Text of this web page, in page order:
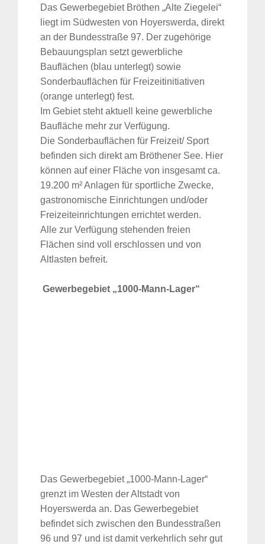
Das Gewerbegebiet Bröthen „Alte Ziegelei“
liegt im Südwesten von Hoyerswerda, direkt
an der Bundesstraße 97. Der zugehörige
Bebauungsplan setzt gewerbliche
Bauflächen (blau unterlegt) sowie
Sonderbauflächen für Freizeitinitiativen
(orange unterlegt) fest.
Im Gebiet steht aktuell keine gewerbliche
Baufläche mehr zur Verfügung.
Die Sonderbauflächen für Freizeit/ Sport
befinden sich direkt am Bröthener See. Hier
können auf einer Fläche von insgesamt ca.
19.200 m² Anlagen für sportliche Zwecke,
gastronomische Einrichtungen und/oder
Freizeiteinrichtungen errichtet werden.
Alle zur Verfügung stehenden freien
Flächen sind voll erschlossen und von
Altlasten befreit.
Gewerbegebiet „1000-Mann-Lager“
Das Gewerbegebiet „1000-Mann-Lager“
grenzt im Westen der Altstadt von
Hoyerswerda an. Das Gewerbegebiet
befindet sich zwischen den Bundesstraßen
96 und 97 und ist damit verkehrlich sehr gut